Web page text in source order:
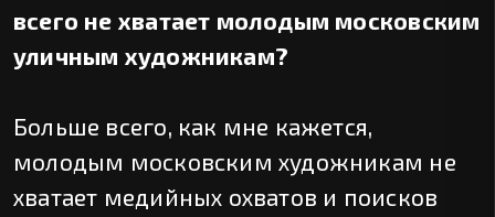
всего не хватает молодым московским
уличным художникам?
Больше всего, как мне кажется,
молодым московским художникам не
хватает медийных охватов и поисков